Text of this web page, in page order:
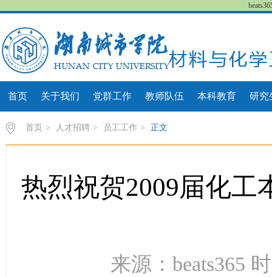
首页 关于我们 党群工作 教师队伍 本科教育 研究
首页 > 人才招聘 > 员工工作 > 正文
热烈祝贺2009届化工
来源：beats365